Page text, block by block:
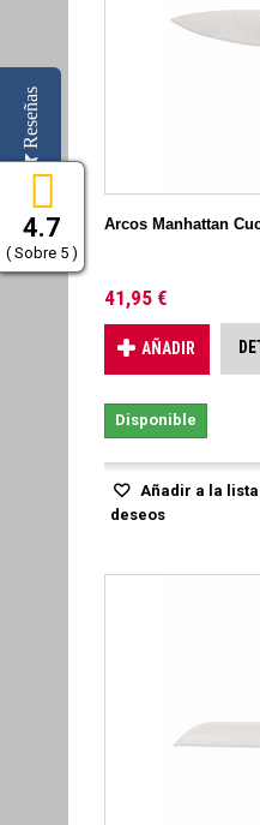
Arcos Manhattan
41,95 €
AÑADIR
Disponible
Añadir a la lista
deseos
4.7
( Sobre 5 )
Reseñas